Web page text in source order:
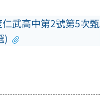
武高中第2號第5次甄
)